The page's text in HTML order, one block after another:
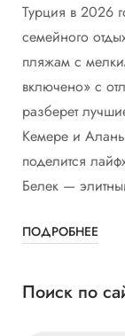
Турция в 2026
семейного
пляжам с
включено» с
разберет
Кемере и
поделится
Белек —
ПОДРОБНЕЕ
Поиск по